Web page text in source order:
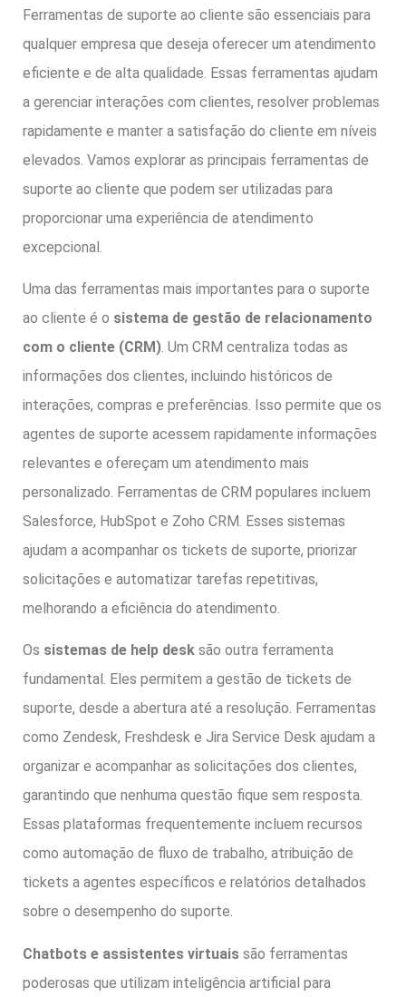
Ferramentas de suporte ao cliente são essenciais para
qualquer empresa que deseja oferecer um atendimento
eficiente e de alta qualidade. Essas ferramentas ajudam
a gerenciar interações com clientes, resolver problemas
rapidamente e manter a satisfação do cliente em níveis
elevados. Vamos explorar as principais ferramentas de
suporte ao cliente que podem ser utilizadas para
proporcionar uma experiência de atendimento
excepcional.
Uma das ferramentas mais importantes para o suporte
ao cliente é o sistema de gestão de relacionamento
com o cliente (CRM). Um CRM centraliza todas as
informações dos clientes, incluindo históricos de
interações, compras e preferências. Isso permite que os
agentes de suporte acessem rapidamente informações
relevantes e ofereçam um atendimento mais
personalizado. Ferramentas de CRM populares incluem
Salesforce, HubSpot e Zoho CRM. Esses sistemas
ajudam a acompanhar os tickets de suporte, priorizar
solicitações e automatizar tarefas repetitivas,
melhorando a eficiência do atendimento.
Os sistemas de help desk são outra ferramenta
fundamental. Eles permitem a gestão de tickets de
suporte, desde a abertura até a resolução. Ferramentas
como Zendesk, Freshdesk e Jira Service Desk ajudam a
organizar e acompanhar as solicitações dos clientes,
garantindo que nenhuma questão fique sem resposta.
Essas plataformas frequentemente incluem recursos
como automação de fluxo de trabalho, atribuição de
tickets a agentes específicos e relatórios detalhados
sobre o desempenho do suporte.
Chatbots e assistentes virtuais são ferramentas
poderosas que utilizam inteligência artificial para